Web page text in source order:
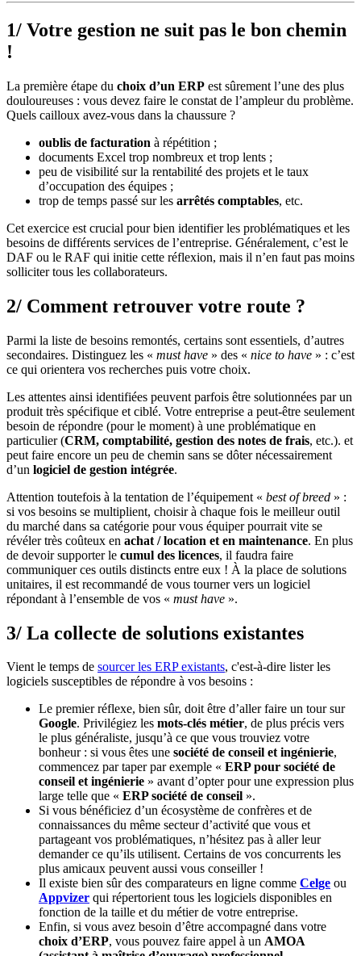
1/ Votre gestion ne suit pas le bon chemin
!
La première étape du choix d’un ERP est sûrement l’une des plus
douloureuses : vous devez faire le constat de l’ampleur du problème.
Quels cailloux avez-vous dans la chaussure ?
oublis de facturation à répétition ;
documents Excel trop nombreux et trop lents ;
peu de visibilité sur la rentabilité des projets et le taux
d’occupation des équipes ;
trop de temps passé sur les arrêtés comptables, etc.
Cet exercice est crucial pour bien identifier les problématiques et les
besoins de différents services de l’entreprise. Généralement, c’est le
DAF ou le RAF qui initie cette réflexion, mais il n’en faut pas moins
solliciter tous les collaborateurs.
2/ Comment retrouver votre route ?
Parmi la liste de besoins remontés, certains sont essentiels, d’autres
secondaires. Distinguez les « must have » des « nice to have » : c’est
ce qui orientera vos recherches puis votre choix.
Les attentes ainsi identifiées peuvent parfois être solutionnées par un
produit très spécifique et ciblé. Votre entreprise a peut-être seulement
besoin de répondre (pour le moment) à une problématique en
particulier (CRM, comptabilité, gestion des notes de frais, etc.). et
peut faire encore un peu de chemin sans se dôter nécessairement
d’un logiciel de gestion intégrée.
Attention toutefois à la tentation de l’équipement « best of breed » :
si vos besoins se multiplient, choisir à chaque fois le meilleur outil
du marché dans sa catégorie pour vous équiper pourrait vite se
révéler très coûteux en achat / location et en maintenance. En plus
de devoir supporter le cumul des licences, il faudra faire
communiquer ces outils distincts entre eux ! À la place de solutions
unitaires, il est recommandé de vous tourner vers un logiciel
répondant à l’ensemble de vos « must have ».
3/ La collecte de solutions existantes
Vient le temps de sourcer les ERP existants, c'est-à-dire lister les
logiciels susceptibles de répondre à vos besoins :
Le premier réflexe, bien sûr, doit être d’aller faire un tour sur
Google. Privilégiez les mots-clés métier, de plus précis vers
le plus généraliste, jusqu’à ce que vous trouviez votre
bonheur : si vous êtes une société de conseil et ingénierie,
commencez par taper par exemple « ERP pour société de
conseil et ingénierie » avant d’opter pour une expression plus
large telle que « ERP société de conseil ».
Si vous bénéficiez d’un écosystème de confrères et de
connaissances du même secteur d’activité que vous et
partageant vos problématiques, n’hésitez pas à aller leur
demander ce qu’ils utilisent. Certains de vos concurrents les
plus amicaux peuvent aussi vous conseiller !
Il existe bien sûr des comparateurs en ligne comme Celge ou
Appvizer qui répertorient tous les logiciels disponibles en
fonction de la taille et du métier de votre entreprise.
Enfin, si vous avez besoin d’être accompagné dans votre
choix d’ERP, vous pouvez faire appel à un AMOA